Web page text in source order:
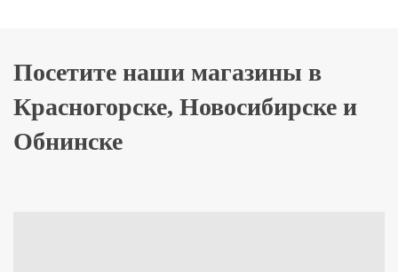
Посетите наши магазины в
Красногорске, Новосибирске и
Обнинске